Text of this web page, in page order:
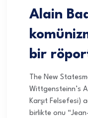
Alain
bir
The New
Wittgensteinn’s
Karşıt Felsefesi)
birlikte onu